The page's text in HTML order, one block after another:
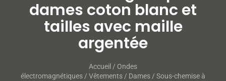
dames coton blanc et
tailles avec maille
argentée
Accueil / Ondes
électromagnétiques / Vêtements / Dames / Sous-​chemise à